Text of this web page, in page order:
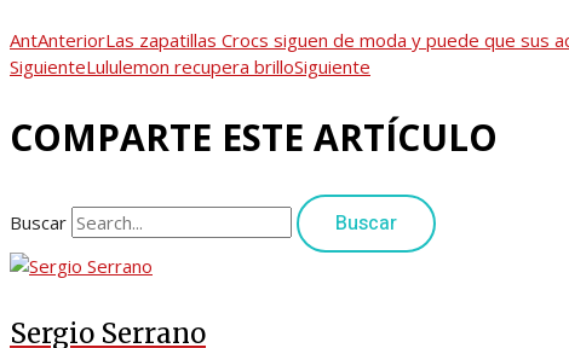
AntAnteriorLas zapatillas Crocs siguen de moda y puede que sus
SiguienteLululemon recupera brilloSiguiente
COMPARTE ESTE ARTÍCULO
Buscar Buscar
Sergio Serrano